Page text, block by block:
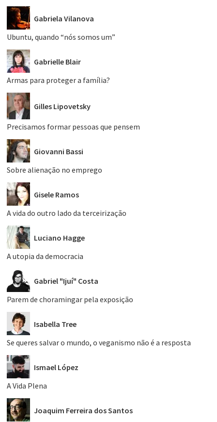
Gabriela Vilanova
Ubuntu, quando “nós somos um”
Gabrielle Blair
Armas para proteger a família?
Gilles Lipovetsky
Precisamos formar pessoas que pensem
Giovanni Bassi
Sobre alienação no emprego
Gisele Ramos
A vida do outro lado da terceirização
Luciano Hagge
A utopia da democracia
Gabriel "Ijuí" Costa
Parem de choramingar pela exposição
Isabella Tree
Se queres salvar o mundo, o veganismo não é a resposta
Ismael López
A Vida Plena
Joaquim Ferreira dos Santos